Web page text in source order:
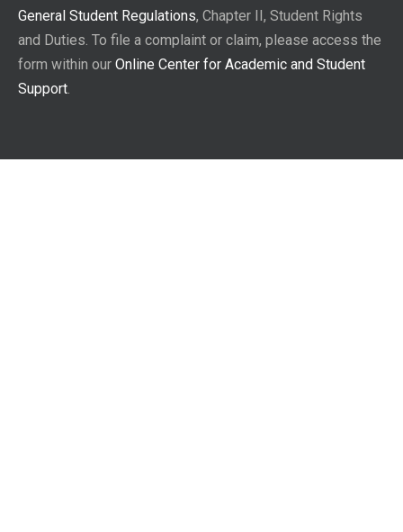
General Student Regulations, Chapter II, Student Rights
and Duties. To file a complaint or claim, please access the
form within our Online Center for Academic and Student
Support